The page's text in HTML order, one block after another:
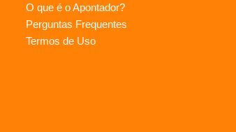
O que é o Apontador?
Perguntas Frequentes
Termos de Uso